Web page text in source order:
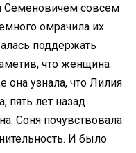
Семеновичем совсем
омрачила их
поддержать
что женщина
она узнала, что Лилия
пять лет назад
Соня почувствовала
И было